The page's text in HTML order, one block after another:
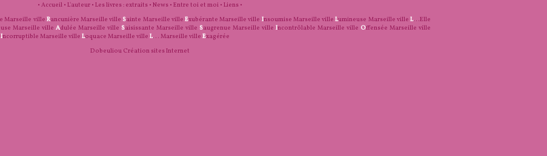
• Accueil • L'auteur • Les livres : extraits • News • Entre toi et moi • Liens •
Marseille ville Rancunière Marseille ville Sainte Marseille villeExubérante Marseille ville Insoumise Marseille villeLumineuse Marseille villeL...Elle
Marseille ville Adulée Marseille ville Saisissante Marseille ville Saugrenue Marseille ville Incontrôlable Marseille ville Offensée Marseille ville
Incorruptible Marseille ville Loquace Marseille ville L... Marseille ville Exagérée
Dobeuliou Création sites Internet